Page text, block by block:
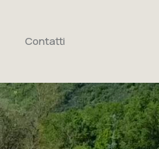
Contatti